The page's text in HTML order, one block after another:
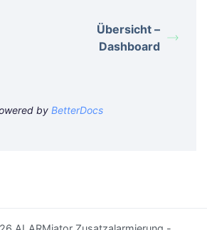
Übersicht –
Dashboard
by BetterDocs